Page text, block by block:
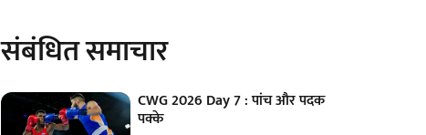
संबंधित समाचार
CWG 2026 Day 7 : पांच और पदक
पक्के